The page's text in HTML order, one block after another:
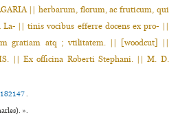
|| herbarum, florum, ac fruticum, qui
|| tinis vocibus efferre docens ex pro- ||
gratiam atq ; vtilitatem. || [woodcut] ||
|| Ex officina Roberti Stephani. || M. D.
182147.
».